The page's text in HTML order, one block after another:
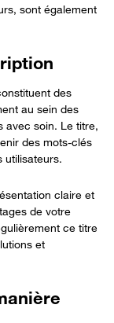
sont également
des
au sein des
avec soin. Le titre,
des mots-clés
utilisateurs.
claire et
de votre
ce titre
et